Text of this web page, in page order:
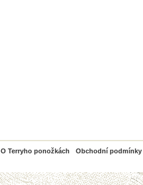
O Terryho ponožkách Obchodní podmínky
PayPal